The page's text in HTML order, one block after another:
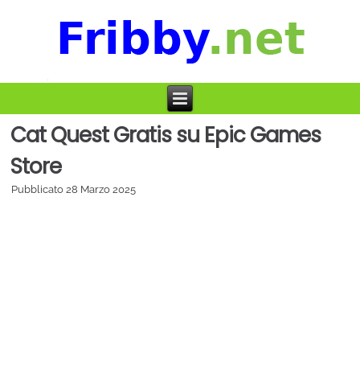
Cat Quest Gratis su Epic Games
Store
Pubblicato 28 Marzo 2025